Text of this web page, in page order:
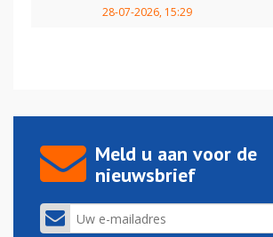
28-07-2026, 15:29
Meld u aan voor de
nieuwsbrief